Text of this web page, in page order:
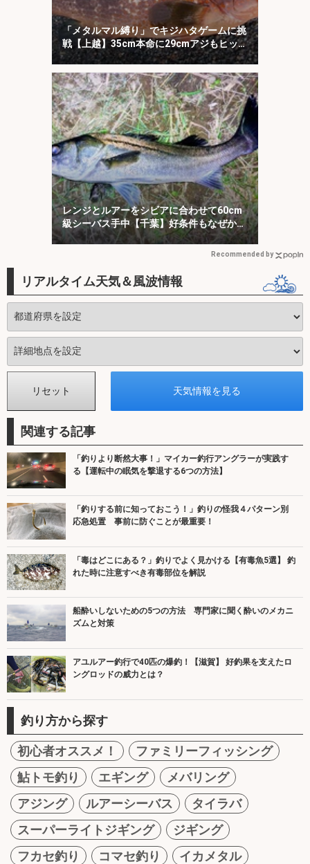
「メタルマル縛り」でキジハタゲームに挑
戦【上越】35cm本命に29cmアジもヒッ
ト！
レンジとルアーをシビアに合わせて60cm
級シーバス手中【千葉】好条件もなぜか苦
戦
Recommended by
リアルタイム天気＆風波情報
関連する記事
「釣りより断然大事！」マイカー釣行アングラーが実践す
る【運転中の眠気を撃退する6つの方法】
「釣りする前に知っておこう！」釣りの怪我４パターン別
応急処置 事前に防ぐことが最重要！
「毒はどこにある？」釣りでよく見かける【有毒魚5選】 釣
れた時に注意すべき有毒部位を解説
船酔いしないための5つの方法 専門家に聞く酔いのメカニ
ズムと対策
アユルアー釣行で40匹の爆釣！【滋賀】 好釣果を支えたロ
ングロッドの威力とは？
釣り方から探す
初心者オススメ！
ファミリーフィッシング
鮎トモ釣り
エギング
メバリング
アジング
ルアーシーバス
タイラバ
スーパーライトジギング
ジギング
フカセ釣り
コマセ釣り
イカメタル